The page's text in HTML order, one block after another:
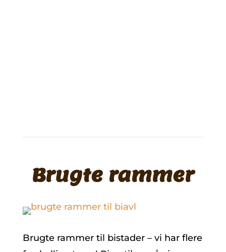
Brugte rammer
Brugte rammer til bistader – vi har flere